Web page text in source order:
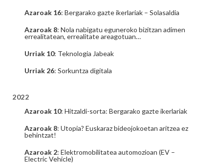
Azaroak 16: Bergarako gazte ikerlariak – Solasaldia
Azaroak 8: Nola nabigatu eguneroko bizitzan adimen
errealitatean, errealitate areagotuan…
Urriak 10: Teknologia Jabeak
Urriak 26: Sorkuntza digitala
2022
Azaroak 10: Hitzaldi-sorta: Bergarako gazte ikerlariak
Azaroak 8: Utopia? Euskaraz bideojokoetan aritzea ez
behintzat!
Azaroak 2: Elektromobilitatea automozioan (EV –
Electric Vehicle)